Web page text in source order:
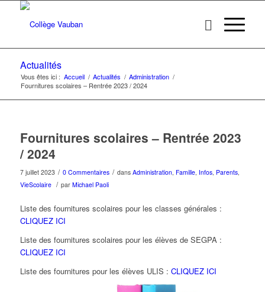
Actualités
Vous êtes ici : Accueil / Actualités / Administration /
Fournitures scolaires – Rentrée 2023 / 2024
Fournitures scolaires – Rentrée 2023
/ 2024
7 juillet 2023 / 0 Commentaires / dans Administration, Famille, Infos, Parents,
VieScolaire / par Michael Paoli
Liste des fournitures scolaires pour les classes générales :
CLIQUEZ ICI
Liste des fournitures scolaires pour les élèves de SEGPA :
CLIQUEZ ICI
Liste des fournitures pour les élèves ULIS : CLIQUEZ ICI